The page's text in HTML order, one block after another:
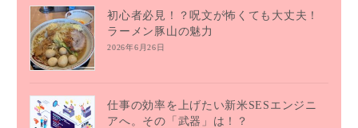
初心者必見！？呪文が怖くても大丈夫！
ラーメン豚山の魅力
2026年6月26日
仕事の効率を上げたい新米SESエンジニ
アへ。その「武器」は！？